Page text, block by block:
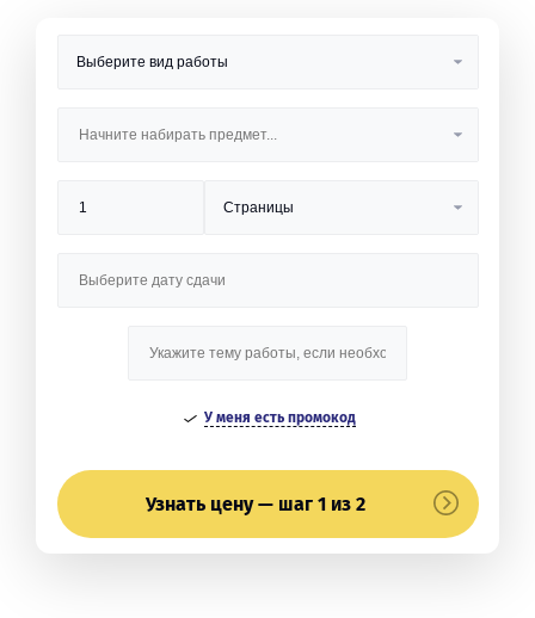
У меня есть промокод
Узнать цену — шаг 1 из 2